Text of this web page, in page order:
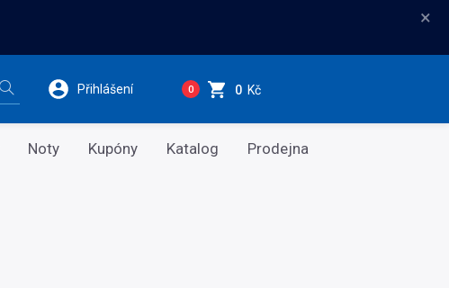
×
Přihlášení 0 0 Kč
Noty Kupóny Katalog Prodejna